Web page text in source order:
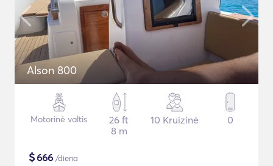
Alson 800
Motorinė valtis
26 ft
8 m
10 Kruizinė 0
$666 /diena